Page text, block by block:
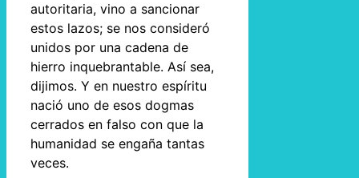
autoritaria, vino a sancionar
estos lazos; se nos consideró
unidos por una cadena de
hierro inquebrantable. Así sea,
dijimos. Y en nuestro espíritu
nació uno de esos dogmas
cerrados en falso con que la
humanidad se engaña tantas
veces.